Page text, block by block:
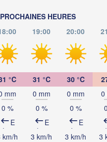
HEURES
19:00 20:00
°C
mm
0 %
E
km/h
31 °C
0 mm
0 %
E
3 km/h
30 °C
0 mm
0 %
E
3 km/h
0
3
Venezia
Ljubljana
Pescara
Perugia
ITALIE
CROATIE